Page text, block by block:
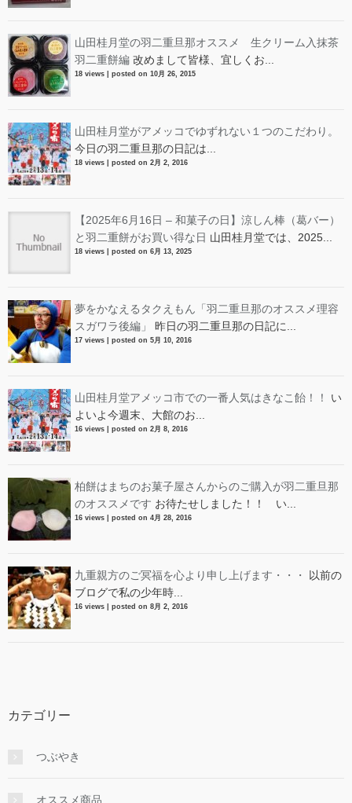
山田桂月堂の羽二重旦那オススメ 生クリーム入抹茶
羽二重餅編 改めまして皆様、宜しくお...
18 views posted on 10月 26, 2015
山田桂月堂がアメッコでゆずれない１つのこだわり。
今日の羽二重旦那の日記は...
18 views posted on 2月 2, 2016
【2025年6月16日 – 和菓子の日】涼しん棒（葛バー）
と羽二重餅がお買い得な日 山田桂月堂では、2025...
18 views posted on 6月 13, 2025
夢をかなえるタクえもん「羽二重旦那のオススメ理容
スガワラ後編」
昨日の羽二重旦那の日記に...
17 views posted on 5月 10, 2016
山田桂月堂アメッコ市での一番人気はきなこ飴！！
い
よいよ今週末、大館のお...
16 views posted on 2月 8, 2016
柏餅はまちのお菓子屋さんからのご購入が羽二重旦那
のオススメです お待たせしました！！ い...
16 views posted on 4月 28, 2016
九重親方のご冥福を心より申し上げます・・・
以前の
ブログで私の少年時...
16 views posted on 8月 2, 2016
カテゴリー
つぶやき
オススメ商品